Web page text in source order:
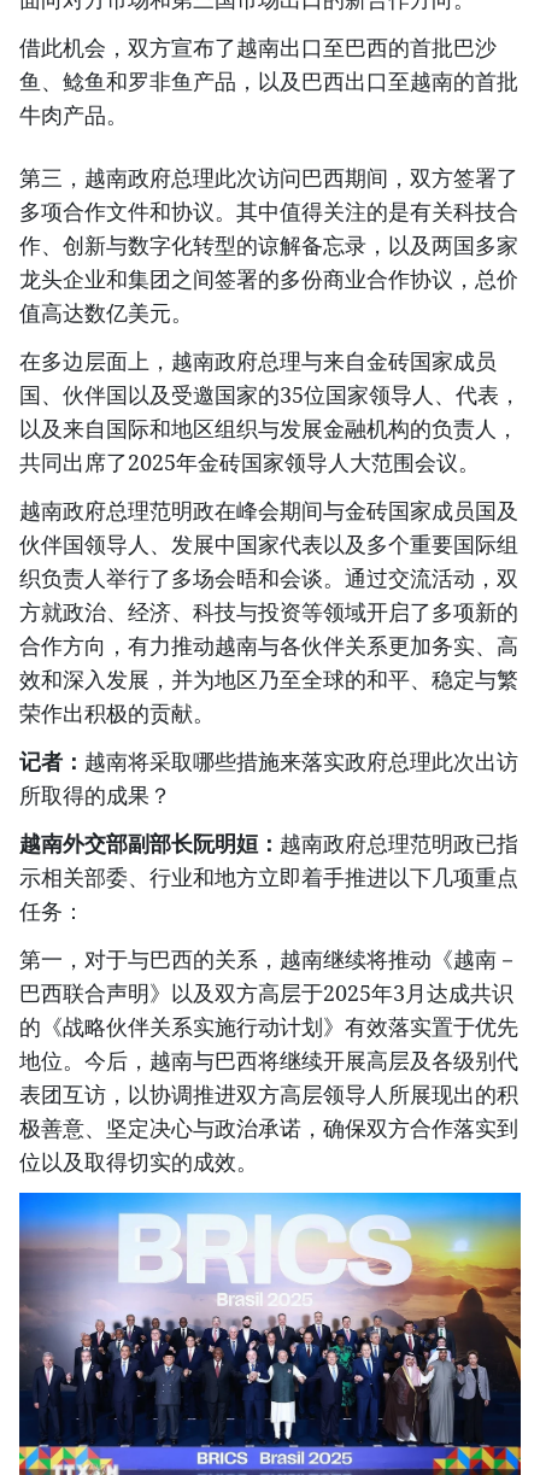
借此机会，双方宣布了越南出口至巴西的首批巴沙
鱼、鲶鱼和罗非鱼产品，以及巴西出口至越南的首批
牛肉产品。
第三，越南政府总理此次访问巴西期间，双方签署了
多项合作文件和协议。其中值得关注的是有关科技合
作、创新与数字化转型的谅解备忘录，以及两国多家
龙头企业和集团之间签署的多份商业合作协议，总价
值高达数亿美元。
在多边层面上，越南政府总理与来自金砖国家成员
国、伙伴国以及受邀国家的35位国家领导人、代表，
以及来自国际和地区组织与发展金融机构的负责人，
共同出席了2025年金砖国家领导人大范围会议。
越南政府总理范明政在峰会期间与金砖国家成员国及
伙伴国领导人、发展中国家代表以及多个重要国际组
织负责人举行了多场会晤和会谈。通过交流活动，双
方就政治、经济、科技与投资等领域开启了多项新的
合作方向，有力推动越南与各伙伴关系更加务实、高
效和深入发展，并为地区乃至全球的和平、稳定与繁
荣作出积极的贡献。
记者： 越南将采取哪些措施来落实政府总理此次出访
所取得的成果？
越南外交部副部长阮明姮： 越南政府总理范明政已指
示相关部委、行业和地方立即着手推进以下几项重点
任务：
第一，对于与巴西的关系，越南继续将推动《越南－
巴西联合声明》以及双方高层于2025年3月达成共识
的《战略伙伴关系实施行动计划》有效落实置于优先
地位。今后，越南与巴西将继续开展高层及各级别代
表团互访，以协调推进双方高层领导人所展现出的积
极善意、坚定决心与政治承诺，确保双方合作落实到
位以及取得切实的成效。